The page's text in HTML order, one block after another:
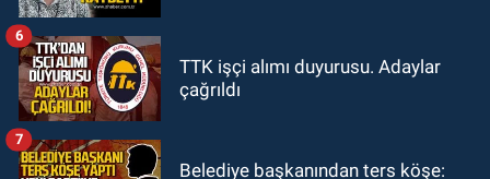
TTK işçi alımı duyurusu. Adaylar
çağrıldı
6
Belediye başkanından ters köşe:
7